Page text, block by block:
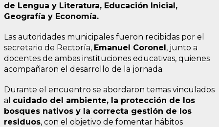
de Lengua y Literatura, Educación Inicial,
Geografía y Economía.
Las autoridades municipales fueron recibidas por el
secretario de Rectoría, Emanuel Coronel, junto a
docentes de ambas instituciones educativas, quienes
acompañaron el desarrollo de la jornada.
Durante el encuentro se abordaron temas vinculados
al cuidado del ambiente, la protección de los
bosques nativos y la correcta gestión de los
residuos, con el objetivo de fomentar hábitos